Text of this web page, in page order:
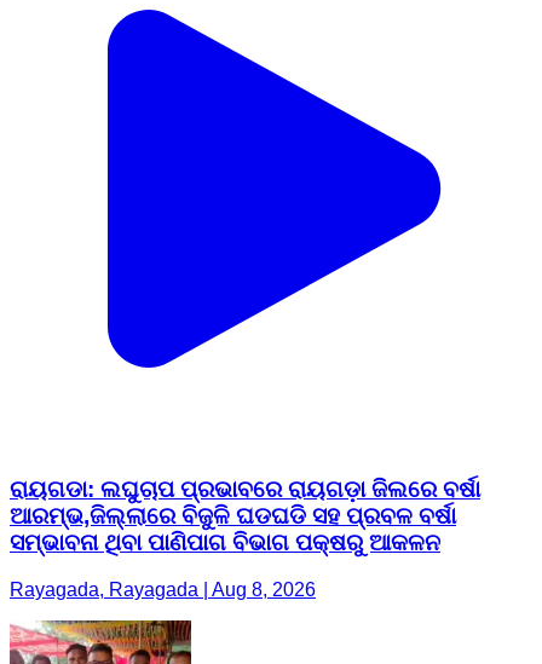
ରାୟଗଡା: ଲଘୁଚାପ ପ୍ରଭାବରେ ରାୟଗଡ଼ା ଜିଲରେ ବର୍ଷା
ଆରମ୍ଭ,ଜିଲ୍ଲାରେ ବିଜୁଳି ଘଡଘଡି ସହ ପ୍ରବଳ ବର୍ଷା
ସମ୍ଭାବନା ଥିବା ପାଣିପାଗ ବିଭାଗ ପକ୍ଷରୁ ଆକଳନ
Rayagada, Rayagada | Aug 8, 2026